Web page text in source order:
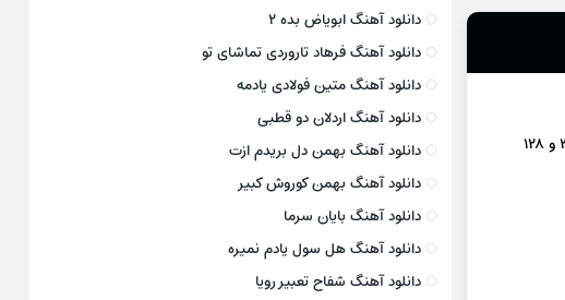
دانلود آهنگ ابویاض بده ۲
دانلود آهنگ فرهاد تاروردی تماشای تو
دانلود آهنگ متین فولادی یادمه
دانلود آهنگ اردلان دو قطبی
دانلود آهنگ بهمن دل بریدم ازت
دانلود آهنگ بهمن کوروش کبیر
دانلود آهنگ بایان سرما
دانلود آهنگ هل سول یادم نمیره
دانلود آهنگ شفاح تعبیر رویا